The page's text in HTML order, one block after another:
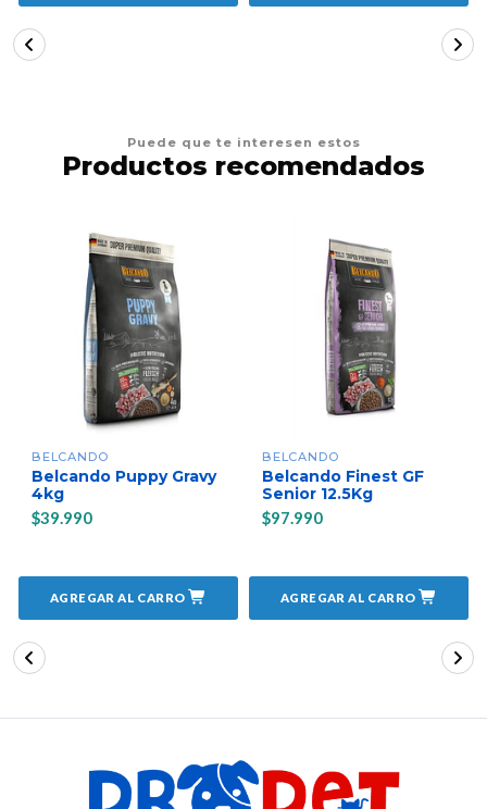
Puede que te interesen estos
Productos recomendados
BELCANDO
Belcando Puppy Gravy
4kg
$39.990
AGREGAR AL CARRO
BELCANDO
Belcando Finest GF
Senior 12.5Kg
$97.990
AGREGAR AL CARRO